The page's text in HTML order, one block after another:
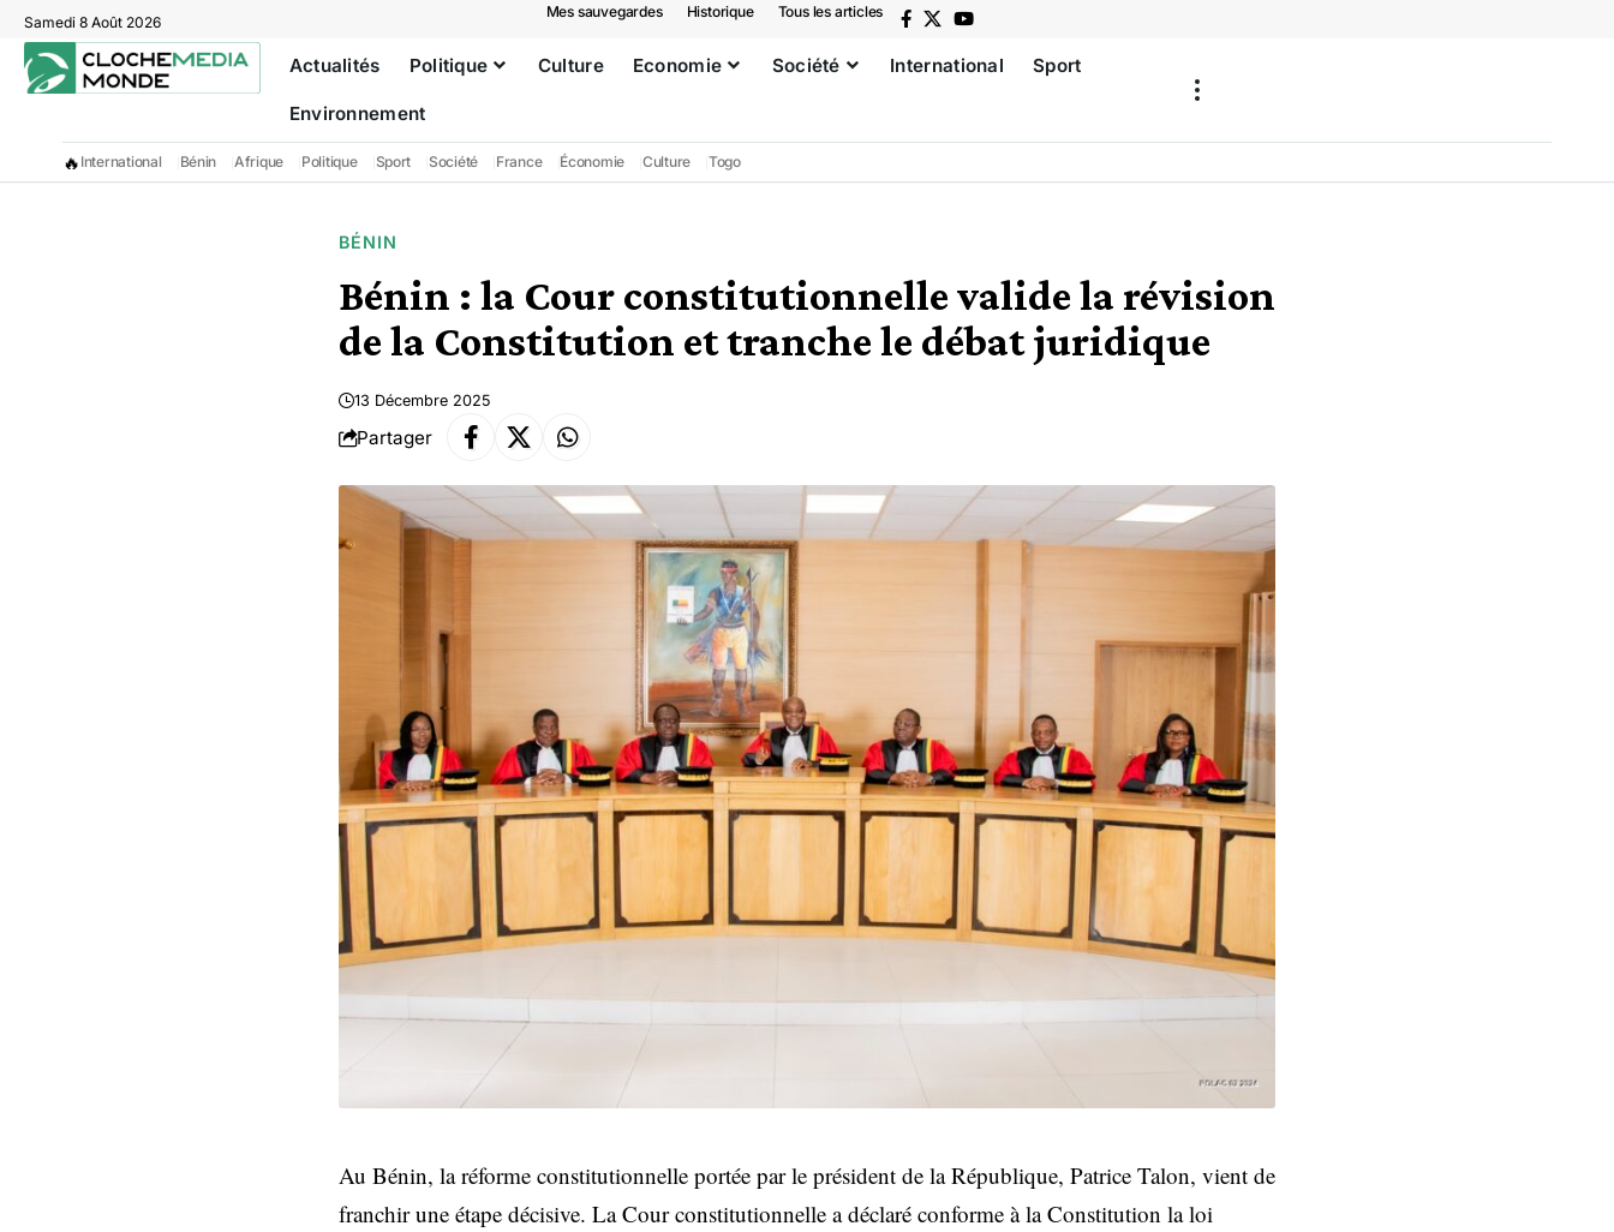
Samedi 8 Août 2026
Mes sauvegardes Historique Tous les articles
Actualités Politique Culture Economie Société International Sport
Environnement
🔥 International Bénin Afrique Politique Sport Société France Économie Culture Togo
BÉNIN
Bénin : la Cour constitutionnelle valide la révision
de la Constitution et tranche le débat juridique
13 Décembre 2025
Partager
Au Bénin, la réforme constitutionnelle portée par le président de la République, Patrice Talon, vient de
franchir une étape décisive. La Cour constitutionnelle a déclaré conforme à la Constitution la loi